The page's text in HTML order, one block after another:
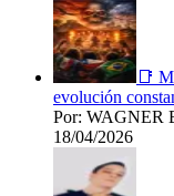
📑
evolución
Por: WAGNER
18/04/2026